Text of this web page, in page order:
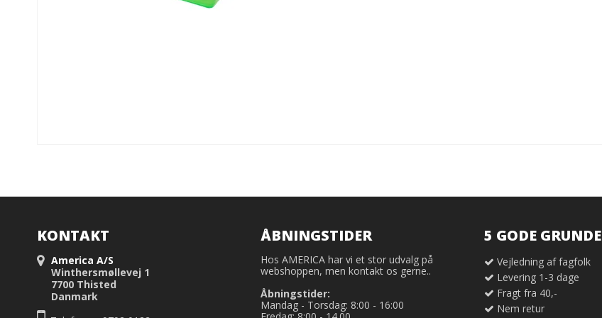
KONTAKT
America A/S
Winthersmøllevej 1
7700 Thisted
Danmark
ÅBNINGSTIDER
Hos AMERICA har vi et stor udvalg på
webshoppen, men kontakt os gerne..
Åbningstider:
Mandag - Torsdag: 8:00 - 16:00
5 GODE GRUNDE
Vejledning af fagfolk
Levering 1-3 dage
Fragt fra 40,-
Nem retur